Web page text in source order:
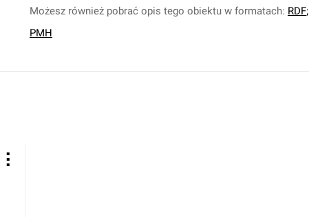
Możesz również pobrać opis tego obiektu w formatach: RDF;
PMH